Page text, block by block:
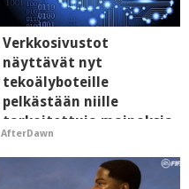
Verkkosivustot
näyttävät nyt
tekoälyboteille
pelkästään niille
tarkoitettuja mainoksia
- vaikuttaa tekoälyn
mielikuvaan brändistä
AfterDawn